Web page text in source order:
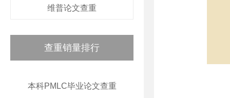
维普论文查重
查重销量排行
本科PMLC毕业论文查重